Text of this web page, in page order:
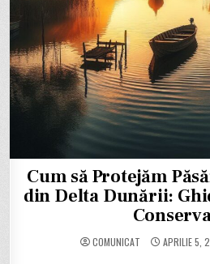
Cum să Protejăm
din Delta Dunării:
COMUNICAT APRILIE 5,